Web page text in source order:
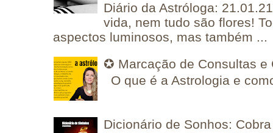
Diário da Astróloga:
vida, nem tudo são flores!
aspectos luminosos, mas também ...
✪ Marcação de Consultas e
O que é a Astrologia e
Dicionário de Sonhos: Cobra